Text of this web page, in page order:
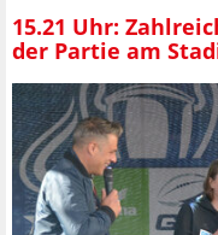
15.21 Uhr:
der Partie am